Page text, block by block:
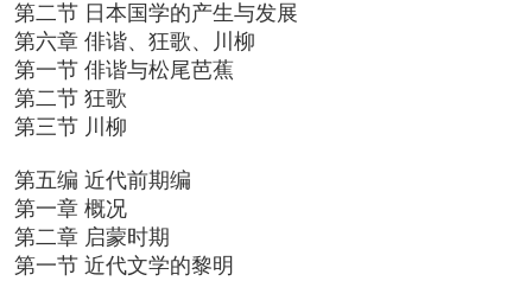
第二节 日本国学的产生与发展
第六章 俳谐、狂歌、川柳
第一节 俳谐与松尾芭蕉
第二节 狂歌
第三节 川柳
第五编 近代前期编
第一章 概况
第二章 启蒙时期
第一节 近代文学的黎明